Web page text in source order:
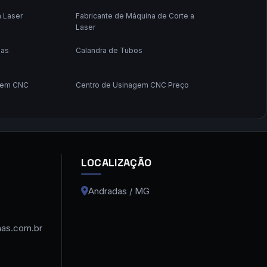
Laser
Fabricante de Máquina de Corte a
Laser
Calandra de Tubos
CNC Centro de Usinagem CNC Preço
CNC Dobradeira Hidraulica CNC
a Laser Chapa de
Maquina de Corte a Laser Ferro
Laser para
Maquina de Corte Térmico Metal
de Tubos
LOCALIZAÇÃO
Andradas / MG